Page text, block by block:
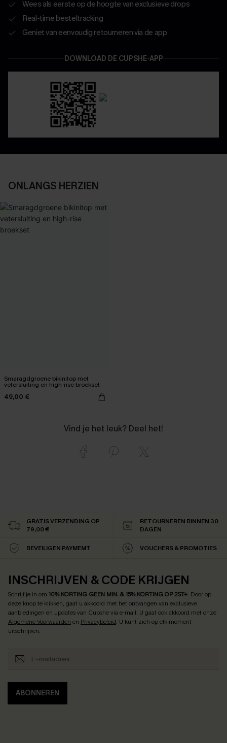
Wees als eerste op de hoogte van exclusieve drops
Real-time besteltracking
Geniet van eenvoudig retourneren via de app
DOWNLOAD DE CUPSHE-APP
ONLANGS HERZIEN
Smaragdgroene bikinitop met
vetersluiting en high-rise broekset
49,00 €
Vind je het leuk? Deel het!
GRATIS VERZENDING OP
79,00 €
RETOURNEREN BINNEN 30
DAGEN
BEVEILIGEN PAYMEMT VOUCHERS & PROMOTIES
INSCHRIJVEN & CODE KRIJGEN
Schrijf je in om 10% KORTING GEEN MIN. & 15% KORTING OP 2ST+. Door op
deze knop te klikken, gaat u akkoord met het ontvangen van exclusieve
aanbiedingen en updates van Cupshe via e-mail. U gaat ook akkoord met onze
Algemene Voorwaarden en Privacybeleid. U kunt zich op elk moment
uitschrijven.
ABONNEREN